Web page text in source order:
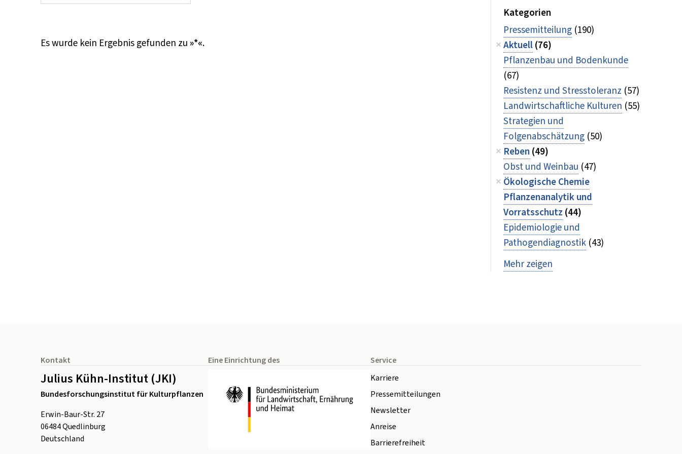
Es wurde kein Ergebnis gefunden zu»*«.
Kategorien
Pressemitteilung (190)
Aktuell(76)
Pflanzenbau und Bodenkunde
(67)
Resistenz und Stresstoleranz (57)
Landwirtschaftliche Kulturen (55)
Strategien und
Folgenabschätzung (50)
Reben (49)
Obst und Weinbau (47)
Ökologische Chemie
Pflanzenanalytik und
Vorratsschutz (44)
Epidemiologie und
Pathogendiagnostik (43)
Mehr zeigen
Kontakt
Julius Kühn-Institut (JKI)
Bundesforschungsinstitut für Kulturpflanzen
Erwin-Baur-Str. 27
06484Quedlinburg
Deutschland
Eine Einrichtung des
Service
Karriere
Pressemitteilungen
Newsletter
Anreise
Barrierefreiheit